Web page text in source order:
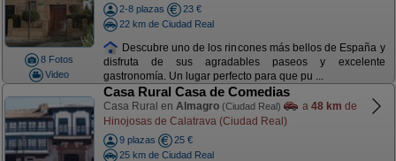
8 Fotos
Video
2-8 plazas
23 €
22 km de Ciudad Real
Descubre uno de los rincones más bellos de España y
disfruta de sus agradables paseos y excelente
gastronomía. Un lugar perfecto para que pu ...
Casa Rural Casa de Comedias
Casa Rural en Almagro (Ciudad Real) a 48 km de
Hinojosas de Calatrava (Ciudad Real)
9 plazas
25 €
25 km de Ciudad Real